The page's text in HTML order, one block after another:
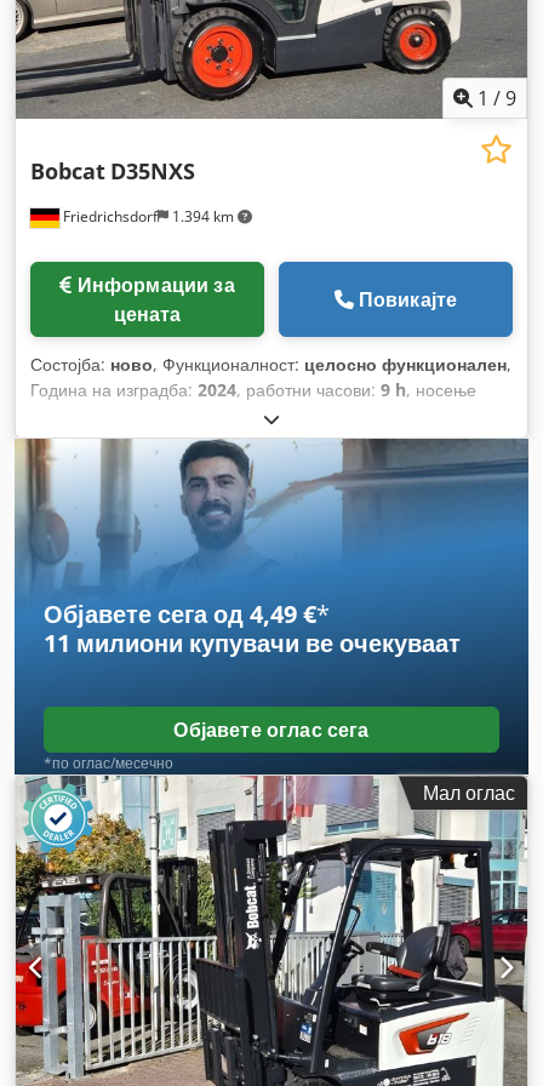
1 /9
Friedrichsdorf 1.394 km
Bobcat D35NXS
цената
Повикајте
Состојба: ново, Функционалност: целосно функционален,
Година на изградба: 2024, работни часови: 9 h, носење
, висина на подигнување:
слободно подигање:1.400 мм, тип на гориво:дизел, тип на
јарбол:
, градежна височина: 2.350 мм, моќ:45
kW (61,18 коњски сили), ширина на вилушкарската рамка:
1.190 мм
, должина на вилушките:
4.850 кг , вкупна должина:2.750 мм
градежна ширина:1.290 мм
Објавете сега од 4,49 €*
11 милиони купувачи ве очекуваат
Објавете оглас сега
*по оглас/месечно
Мал оглас